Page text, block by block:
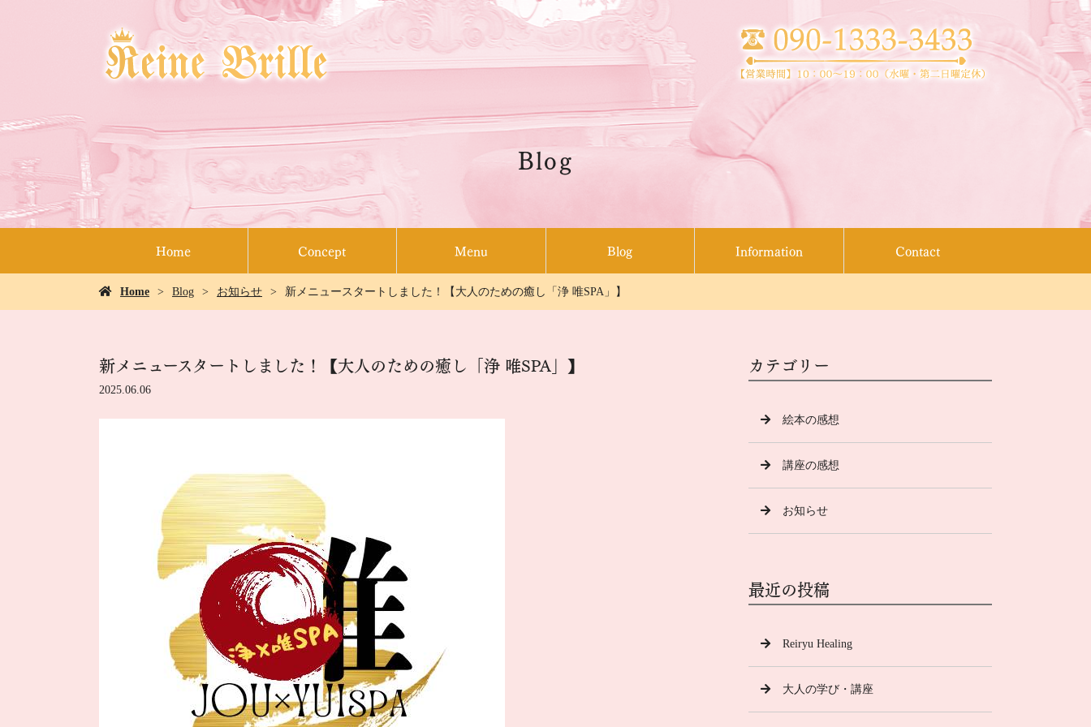
Blog
Home Concept Menu Blog
絵本の感想
講座の感想
お知らせ
Information Contact
Home Blog お知らせ 新メニュースタートしました！【大人のための癒し「浄 唯SPA」】
新メニュースタートしました！【大人のための癒し「浄 唯SPA」】
2025.06.06
カテゴリー
絵本の感想
講座の感想
お知らせ
最近の投稿
Reiryu Healing
大人の学び・講座